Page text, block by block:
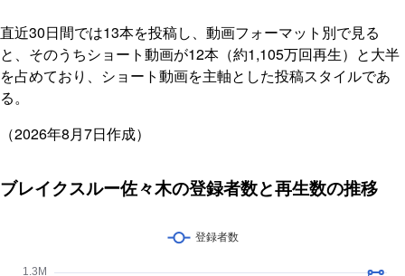
直近30日間では13本を投稿し、動画フォーマット別で見る
と、そのうちショート動画が12本（約1,105万回再生）と大半
を占めており、ショート動画を主軸とした投稿スタイルであ
る。
（2026年8月7日作成）
ブレイクスルー佐々木の登録者数と再生数の推移